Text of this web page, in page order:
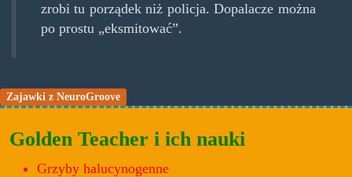
zrobi tu porządek niż policja. Dopalacze można
po prostu „eksmitować”.
Zajawki z NeuroGroove
Golden Teacher i ich nauki
Grzyby halucynogenne